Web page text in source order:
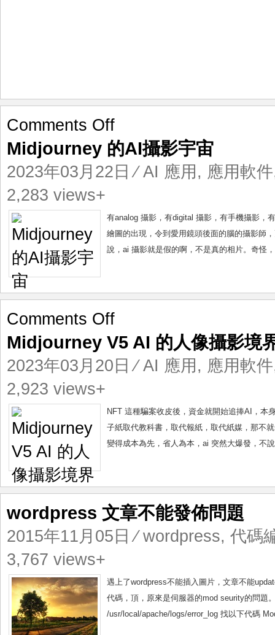
Comments Offon
的
攝
宙
Midjourney 的AI攝影宇宙
2023年03月22日 ⁄AI 應用 , 應用軟件
2,283 views+
有analog 攝影，有digital 攝影，有手機攝影，
繪圖的出現，令到愛用鏡頭後面的腦的攝影師
說，ai 攝影就是假的啊，不是真的相片。奇怪
Comments Offon
V5
的
攝
影
界
Midjourney V5 AI 的人像攝影境
2023年03月20日 ⁄AI 應用 , 應用軟件
2,923 views+
NFT 這種騙案收皮後，資金就開始追捧AI，本
子紙取代教科書，取代報紙，取代紙媒，那不
變得成本為先，省人為本，ai 突然大爆發，不
wordpress 文章不能發佈問題
2015年11月05日 ⁄wordpress, 代碼
3,767 views+
遇上了wordpress不能插入圖片，文章不能
代碼，頂，原來是伺服器的mod seurity的問題
/usr/local/apache/logs/error_log 找以下代碼